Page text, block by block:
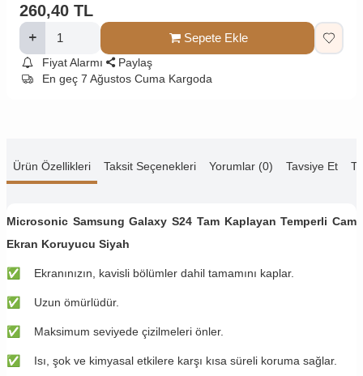
260,40 TL
Sepete Ekle
Fiyat Alarmı
Paylaş
En geç 7 Ağustos Cuma Kargoda
Ürün Özellikleri Taksit Seçenekleri Yorumlar (0) Tavsiye Et
Microsonic Samsung Galaxy S24 Tam Kaplayan Temperli Cam
Ekran Koruyucu Siyah
✅ Ekranınızın, kavisli bölümler dahil tamamını kaplar.
✅ Uzun ömürlüdür.
✅ Maksimum seviyede çizilmeleri önler.
✅ Isı, şok ve kimyasal etkilere karşı kısa süreli koruma sağlar.